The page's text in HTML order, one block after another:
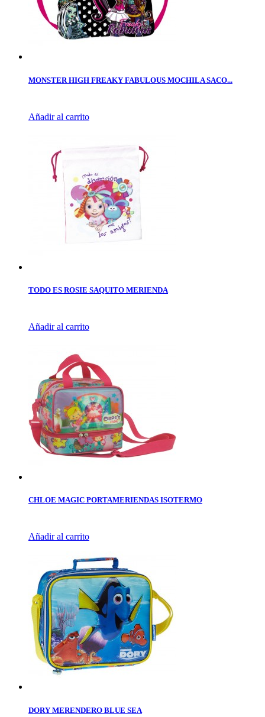
MONSTER HIGH FREAKY FABULOUS MOCHILA SACO...
Añadir al carrito
TODO ES ROSIE SAQUITO MERIENDA
Añadir al carrito
CHLOE MAGIC PORTAMERIENDAS ISOTERMO
Añadir al carrito
DORY MERENDERO BLUE SEA